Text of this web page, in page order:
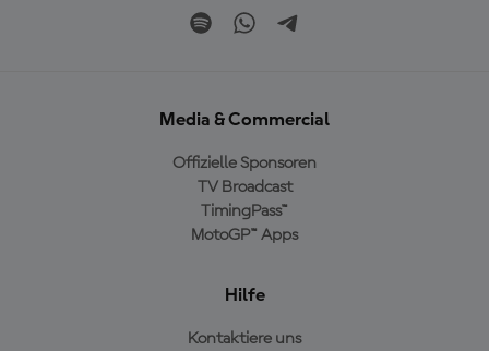
Media & Commercial
Offizielle Sponsoren
TV Broadcast
TimingPass™
MotoGP™ Apps
Hilfe
Kontaktiere uns